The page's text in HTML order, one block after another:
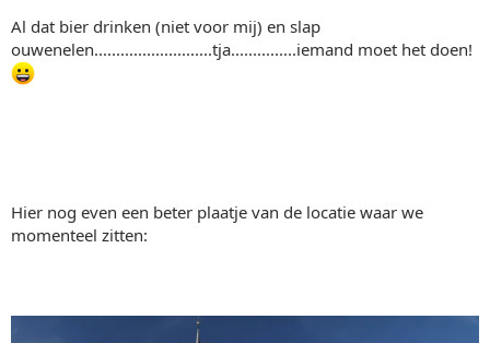
Al dat bier drinken (niet voor mij) en slap
ouwenelen...........................tja...............iemand moet het doen!
Hier nog even een beter plaatje van de locatie waar we
momenteel zitten: